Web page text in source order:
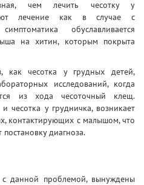
чем лечить чесотку у
лечение как в случае с
обуславливается
на хитин, которым покрыта
как чесотка у грудных детей,
исследований, когда
из хода чесоточный клещ.
у грудничка, возникает
контактирующих с малышом, что
диагноза.
с данной проблемой, вынуждены